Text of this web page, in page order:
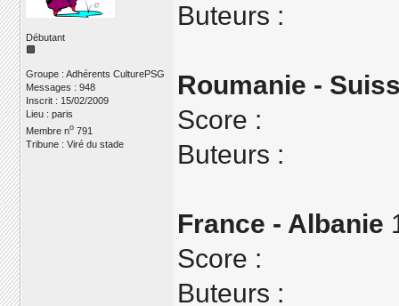
Débutant
Groupe : Adhérents CulturePSG
Messages : 948
Inscrit : 15/02/2009
Lieu : paris
Membre no791
Tribune : Viré du stade
Buteurs :
Roumanie -
Score :
Buteurs :
France - Albanie
Score :
Buteurs :